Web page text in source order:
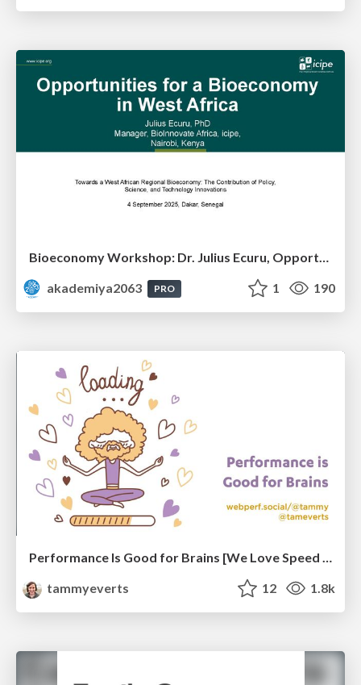
Bioeconomy Workshop: Dr. Julius Ecuru, Opportunities for a Bioeconomy in West Africa
akademiya2063
PRO 1 190
Performance Is Good for Brains [We Love Speed 2024]
tammyeverts
12 1.8k